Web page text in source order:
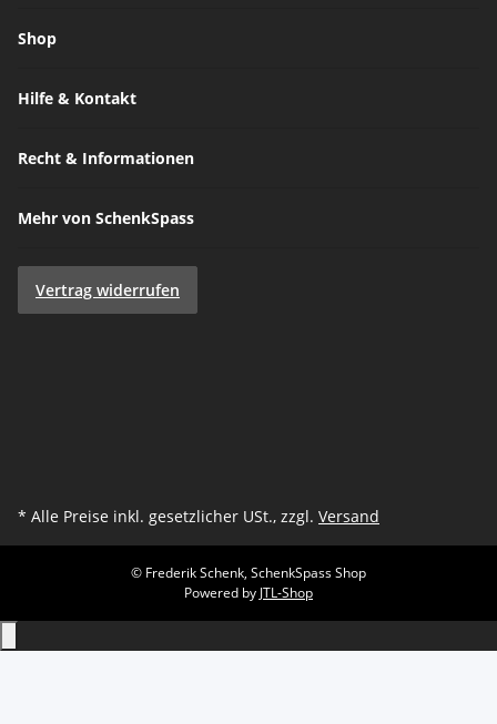
Shop
Hilfe & Kontakt
Recht & Informationen
Mehr von SchenkSpass
Vertrag widerrufen
* Alle Preise inkl. gesetzlicher USt., zzgl. Versand
© Frederik Schenk, SchenkSpass Shop
Powered by JTL-Shop